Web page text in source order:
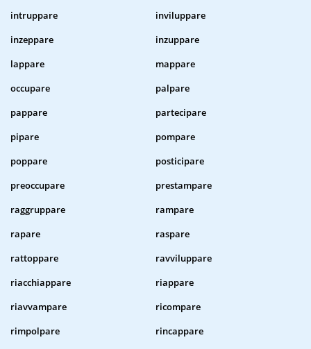
intruppare
inviluppare
inzeppare
inzuppare
lappare
mappare
occupare
palpare
pappare
partecipare
pipare
pompare
poppare
posticipare
preoccupare
prestampare
raggruppare
rampare
rapare
raspare
rattoppare
ravviluppare
riacchiappare
riappare
riavvampare
ricompare
rimpolpare
rincappare